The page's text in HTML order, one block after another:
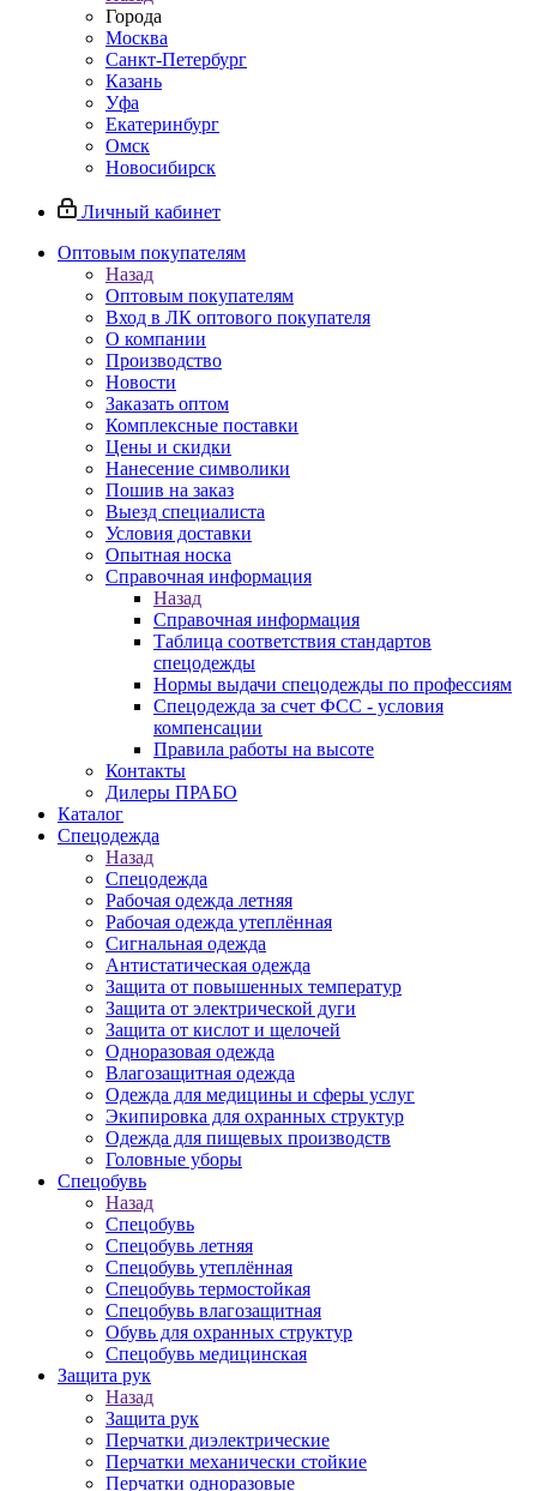
Города
Москва
Санкт-Петербург
Казань
Уфа
Екатеринбург
Омск
Новосибирск
Личный кабинет
Оптовым покупателям
Назад
Оптовым покупателям
Вход в ЛК оптового покупателя
О компании
Производство
Новости
Заказать оптом
Комплексные поставки
Цены и скидки
Нанесение символики
Пошив на заказ
Выезд специалиста
Условия доставки
Опытная носка
Справочная информация
Назад
Справочная информация
Таблица соответствия стандартов
спецодежды
Нормы выдачи спецодежды по профессиям
Спецодежда за счет ФСС - условия
компенсации
Правила работы на высоте
Контакты
Дилеры ПРАБО
Каталог
Спецодежда
Назад
Спецодежда
Рабочая одежда летняя
Рабочая одежда утеплённая
Сигнальная одежда
Антистатическая одежда
Защита от повышенных температур
Защита от электрической дуги
Защита от кислот и щелочей
Одноразовая одежда
Влагозащитная одежда
Одежда для медицины и сферы услуг
Экипировка для охранных структур
Одежда для пищевых производств
Головные уборы
Спецобувь
Назад
Спецобувь
Спецобувь летняя
Спецобувь утеплённая
Спецобувь термостойкая
Спецобувь влагозащитная
Обувь для охранных структур
Спецобувь медицинская
Защита рук
Назад
Защита рук
Перчатки диэлектрические
Перчатки механически стойкие
Перчатки одноразовые